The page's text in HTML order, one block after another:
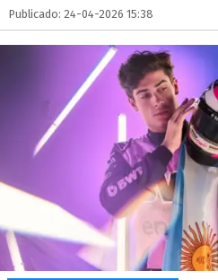
Publicado: 24-04-2026 15:38